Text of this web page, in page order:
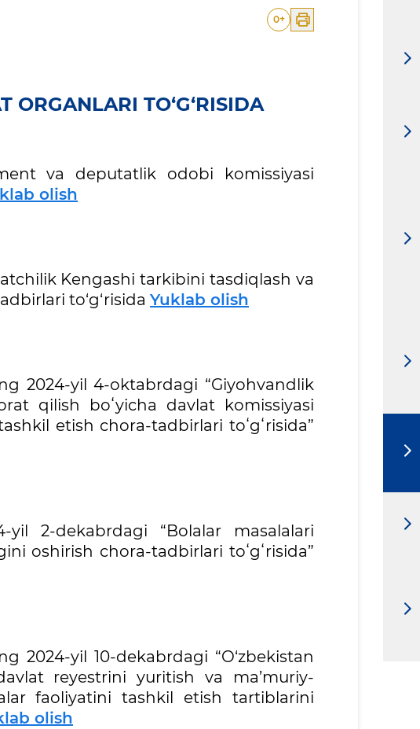
0+
TO‘G‘RISIDA
va deputatlik odobi komissiyasi
olish
Kengashi tarkibini tasdiqlash va
to‘g‘risida Yuklab olish
2024-yil 4-oktabrdagi “Giyohvandlik
qilish boʻyicha davlat komissiyasi
etish chora-tadbirlari toʻgʻrisida”
yil 2-dekabrdagi “Bolalar masalalari
oshirish chora-tadbirlari toʻgʻrisida”
2024-yil 10-dekabrdagi “O‘zbekistan
reyestrini yuritish va ma’muriy-
faoliyatini tashkil etish tartiblarini
olish